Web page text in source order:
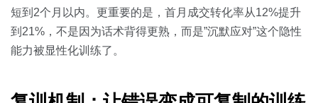
短到2个月以内。更重要的是，首月成交转化率从12%提升
到21%，不是因为话术背得更熟，而是”沉默应对”这个隐性
能力被显性化训练了。